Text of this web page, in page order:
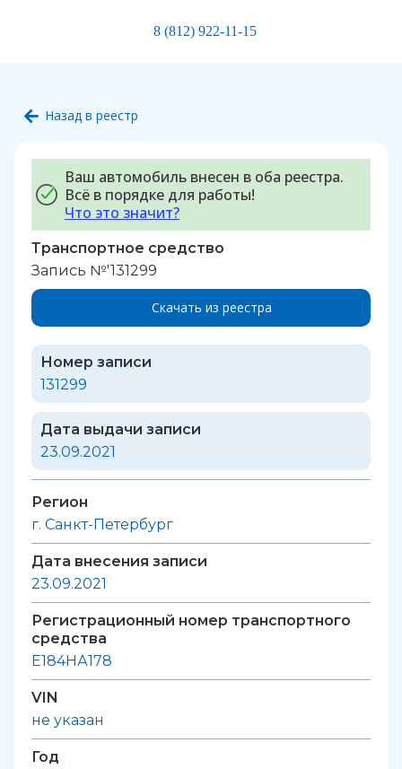
8 (812) 922-11-15
Назад в реестр
Ваш автомобиль внесен в оба реестра.
Всё в порядке для работы!
Что это значит?
Транспортное средство
Запись №'131299
Скачать из реестра
Номер записи
131299
Дата выдачи записи
23.09.2021
Регион
г. Санкт-Петербург
Дата внесения записи
23.09.2021
Регистрационный номер транспортного
средства
Е184НА178
VIN
не указан
Год